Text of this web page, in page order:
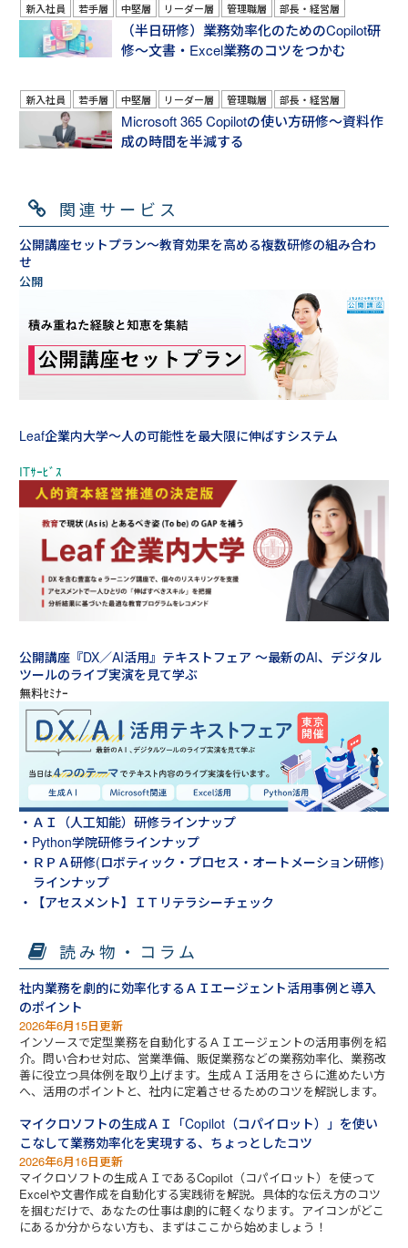
新入社員 若手層 中堅層 リーダー層 管理職層 部長・経営層
（半日研修）業務効率化のためのCopilot研
修～文書・Excel業務のコツをつかむ
新入社員 若手層 中堅層 リーダー層 管理職層 部長・経営層
Microsoft 365 Copilotの使い方研修～資料作
成の時間を半減する
関連サービス
公開講座セットプラン～教育効果を高める複数研修の組み合わ
せ
Leaf企業内大学～人の可能性を最大限に伸ばすシステム
公開講座『DX／AI活用』テキストフェア ～最新のAI、デジタル
ツールのライブ実演を見て学ぶ
・ＡＩ（人工知能）研修ラインナップ
・Python学院研修ラインナップ
・ＲＰＡ研修(ロボティック・プロセス・オートメーション研修)
ラインナップ
・【アセスメント】ＩＴリテラシーチェック
読み物・コラム
社内業務を劇的に効率化するＡＩエージェント活用事例と導入
のポイント
2026年6月15日更新
インソースで定型業務を自動化するＡＩエージェントの活用事例を紹
介。問い合わせ対応、営業準備、販促業務などの業務効率化、業務改
善に役立つ具体例を取り上げます。生成ＡＩ活用をさらに進めたい方
へ、活用のポイントと、社内に定着させるためのコツを解説します。
マイクロソフトの生成ＡＩ「Copilot（コパイロット）」を使い
こなして業務効率化を実現する、ちょっとしたコツ
2026年6月16日更新
マイクロソフトの生成ＡＩであるCopilot（コパイロット）を使って
Excelや文書作成を自動化する実践術を解説。具体的な伝え方のコツ
を掴むだけで、あなたの仕事は劇的に軽くなります。アイコンがどこ
にあるか分からない方も、まずはここから始めましょう！